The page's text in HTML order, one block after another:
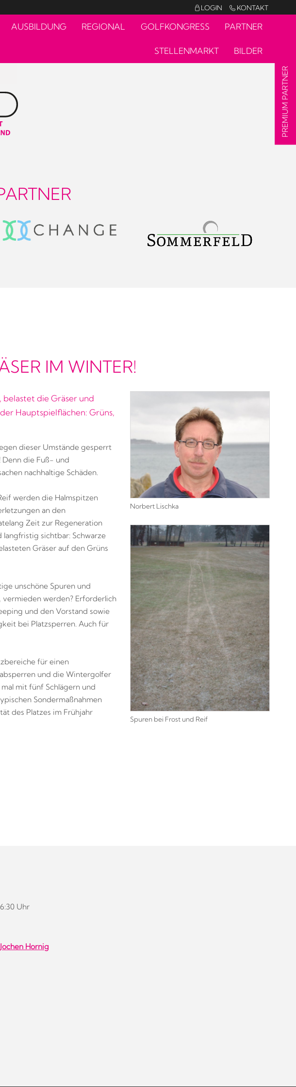
 LOGIN  KONTAKT
AUSBILDUNG REGIONAL GOLFKONGRESS PARTNER
STELLENMARKT BILDER
IM WINTER!
belastet die Gräser und
Hauptspielflächen: Grüns,
dieser Umstände gesperrt
Denn die Fuß- und
nachhaltige Schäden.
werden die Halmspitzen
an den
Zeit zur Regeneration
sichtbar: Schwarze
Gräser auf den Grüns
unschöne Spuren und
werden? Erforderlich
und den Vorstand sowie
bei Platzsperren. Auch für
für einen
und die Wintergolfer
mit fünf Schlägern und
Sondermaßnahmen
des Platzes im Frühjahr
Norbert Lischka
Spuren bei Frost und Reif
PREMIUM PARTNER
Uhr
Jochen Hornig